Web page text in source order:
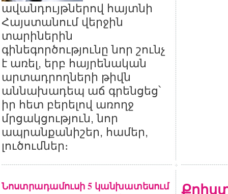
ավանդույթներով հայտնի
Հայստանում վերջին
տարիներին
գինեգործությունը նոր շունչ
է առել, երբ հայրենական
արտադրողների թիվն
աննախադեպ աճ գրենցեց՝
իր հետ բերելով առողջ
մրցակցություն, նոր
ապրանքանիշեր, համեր,
լուծումներ։
Նոստրադամուսի 5 կանխատեսում